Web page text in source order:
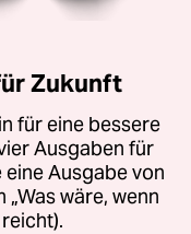
Zukunft
für eine bessere
Ausgaben für
Ausgabe von
wäre, wenn